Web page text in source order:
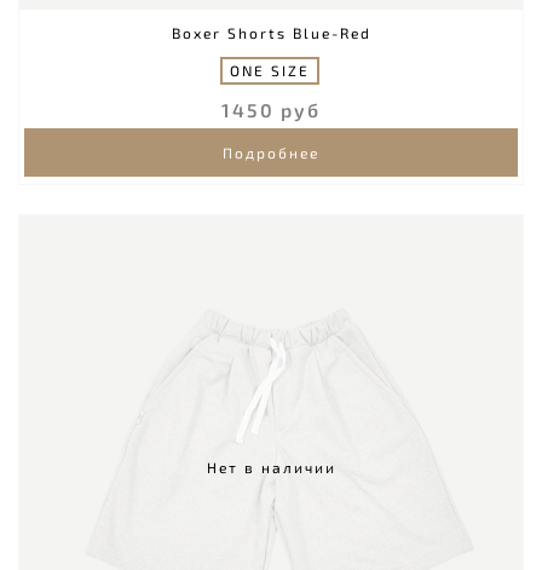
Boxer Shorts Blue-Red
ONE SIZE
1450 руб
Подробнее
Нет в наличии